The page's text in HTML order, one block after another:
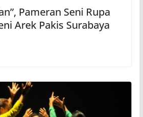
Pameran Seni Rupa
Arek Pakis Surabaya